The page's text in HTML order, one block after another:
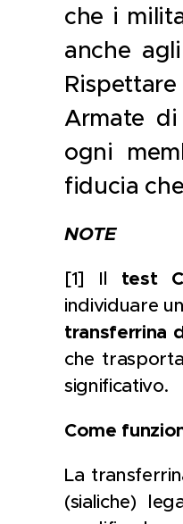
che i
anche
Armate
ogni
fiducia
NOTE
[1] Il test
individuare
transferrina
che
significativo.
Come
La
(sialiche)